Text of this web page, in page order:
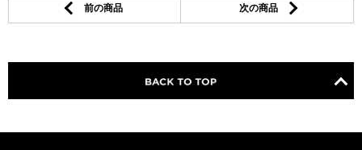
前の商品 次の商品